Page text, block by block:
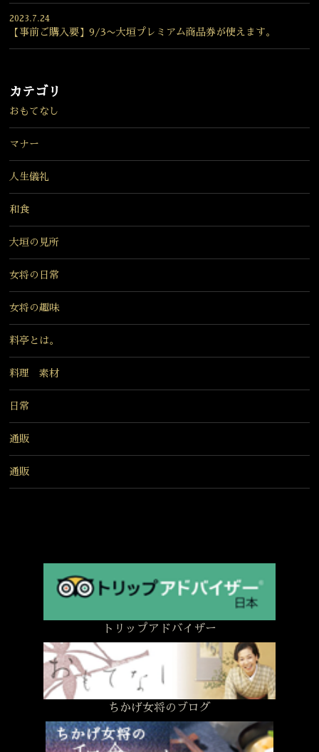
2023.7.24
【事前ご購入要】9/3〜大垣プレミアム商品券が使えます。
カテゴリ
おもてなし
マナー
人生儀礼
和食
大垣の見所
女将の日常
女将の趣味
料亭とは。
料理 素材
日常
通販
通販
トリップアドバイザー
ちかげ女将のブログ